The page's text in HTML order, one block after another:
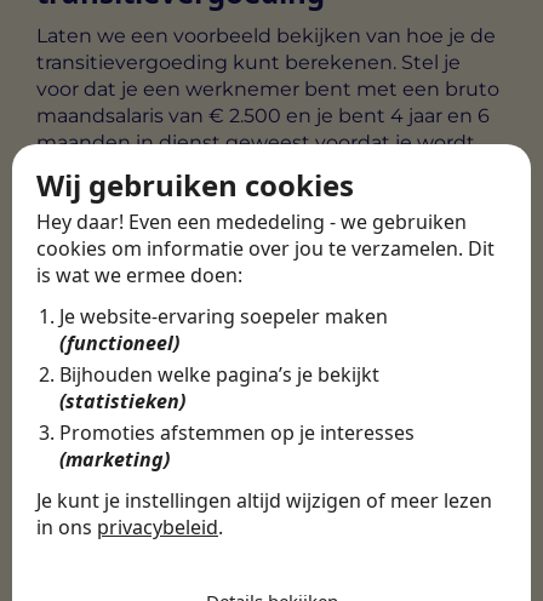
Wij gebruiken cookies
Hey daar! Even een mededeling - we gebruiken
cookies om informatie over jou te verzamelen. Dit
is wat we ermee doen:
Je website-ervaring soepeler maken
(functioneel)
Bijhouden welke pagina’s je bekijkt
(statistieken)
Promoties afstemmen op je interesses
(marketing)
Je kunt je instellingen altijd wijzigen of meer lezen
in ons privacybeleid.
Laten we een voorbeeld bekijken van hoe je de
transitievergoeding kunt berekenen. Stel je
voor dat je een werknemer bent met een bruto
maandsalaris van € 2.500 en je bent 4 jaar en 6
maanden in dienst geweest voordat je wordt
ontslagen. De transitievergoeding berekenen
doe je als volgt:
Stap 1: Bepaal de duur van het dienstverband
Je hebt 4 hele dienstjaren gewerkt en je hebt
ook een deel van het vijfde jaar gewerkt (6
maanden).
Stap 2: Bereken het deel van het jaar
6 maanden van 12 maanden (6/12)= 0,5 (50%)
Stap 3: Bepaal het bruto maandsalaris
Je bruto maandsalaris is € 2.500.